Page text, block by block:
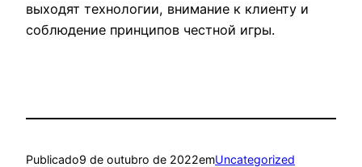
выходят технологии, внимание к клиенту и
соблюдение принципов честной игры.
Publicado9 de outubro de 2022emUncategorized